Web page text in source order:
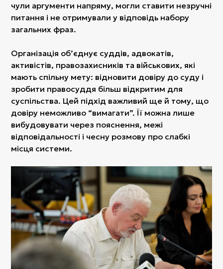
чули аргументи напряму, могли ставити незручні
питання і не отримували у відповідь набору
загальних фраз.
Організація об’єднує суддів, адвокатів,
активістів, правозахисників та військових, які
мають спільну мету: відновити довіру до суду і
зробити правосуддя більш відкритим для
суспільства. Цей підхід важливий ще й тому, що
довіру неможливо “вимагати”. Її можна лише
вибудовувати через пояснення, межі
відповідальності і чесну розмову про слабкі
місця системи.